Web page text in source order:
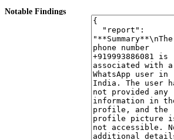
Notable Findings
The user has not provided any information in
the profile picture is not accessible. This may
WhatsApp or prefers to keep their profile private.